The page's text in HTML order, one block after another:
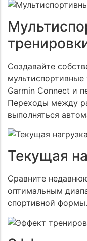
Создавайте
Garmin Connect и
Переходы между
выполняться
Текущая
Сравните
оптимальным
спортивной формы.
Заполните форму
чтобы
продукции или